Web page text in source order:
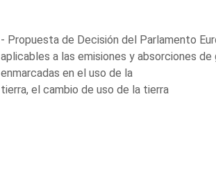
- Propuesta de Decisión del Parlamento
aplicables a las emisiones y absorciones
enmarcadas en el uso de la
tierra, el cambio de uso de la tierra